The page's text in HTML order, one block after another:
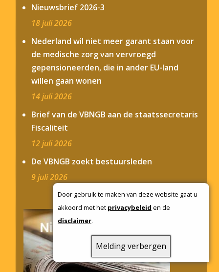
Door gebruik te maken van deze website gaat u
akkoord met het privacybeleid en de
disclaimer.
Melding verbergen
Nieuwsbrief 2026-3
18 juli 2026
Nederland wil niet meer garant staan voor
de medische zorg van vervroegd
gepensioneerden, die in ander EU-land
willen gaan wonen
14 juli 2026
Brief van de VBNGB aan de staatssecretaris
Fiscaliteit
12 juli 2026
De VBNGB zoekt bestuursleden
9 juli 2026